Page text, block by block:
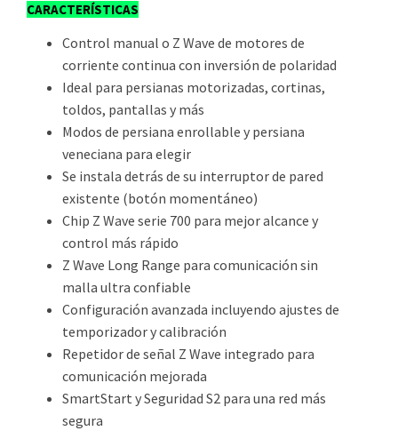
CARACTERÍSTICAS
Control manual o Z Wave de motores de
corriente continua con inversión de polaridad
Ideal para persianas motorizadas, cortinas,
toldos, pantallas y más
Modos de persiana enrollable y persiana
veneciana para elegir
Se instala detrás de su interruptor de pared
existente (botón momentáneo)
Chip Z Wave serie 700 para mejor alcance y
control más rápido
Z Wave Long Range para comunicación sin
malla ultra confiable
Configuración avanzada incluyendo ajustes de
temporizador y calibración
Repetidor de señal Z Wave integrado para
comunicación mejorada
SmartStart y Seguridad S2 para una red más
segura